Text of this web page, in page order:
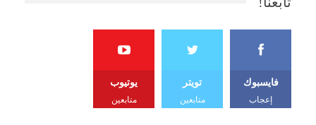
فايسبوك
إعجاب
تويتر
متابعين
يوتيوب
متابعين